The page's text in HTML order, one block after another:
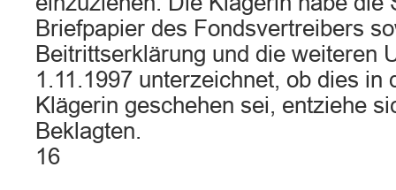
Briefpapier des Fondsvertreibers
Beitrittserklärung und die weiteren
1.11.1997 unterzeichnet, ob dies in
Klägerin geschehen sei, entziehe
Beklagten.
16